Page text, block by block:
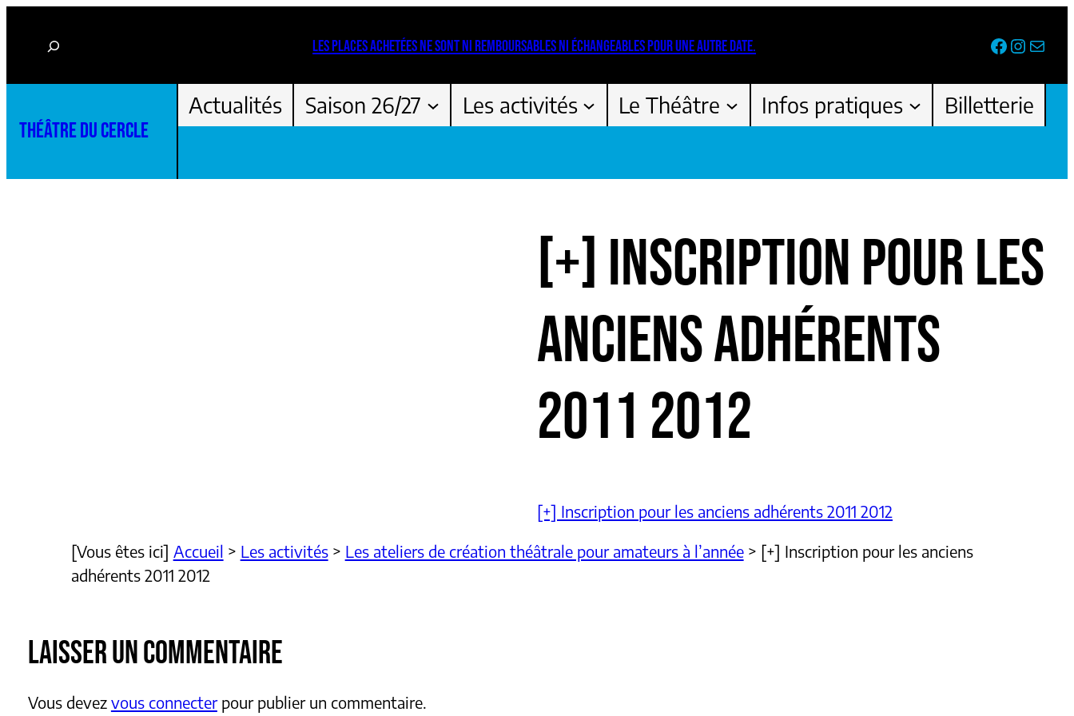
Rechercher LES PLACES ACHETÉES NE SONT NI REMBOURSABLES NI ÉCHANGEABLES POUR UNE AUTRE DATE. Facebook
THÉÂTRE DU CERCLE
Actualités Saison 26/27 Les activités Le Théâtre Infos pratiques Billetterie
[+] INSCRIPTION POUR LES
ANCIENS ADHÉRENTS
2011 2012
[+] Inscription pour les anciens adhérents 2011 2012
[Vous êtes ici] Accueil > Les activités> Les ateliers de création théâtrale pour amateurs à l’année> [+] Inscription pour les anciens
adhérents 2011 2012
LAISSER UN COMMENTAIRE
Vous devez vous connecterpour publier un commentaire.